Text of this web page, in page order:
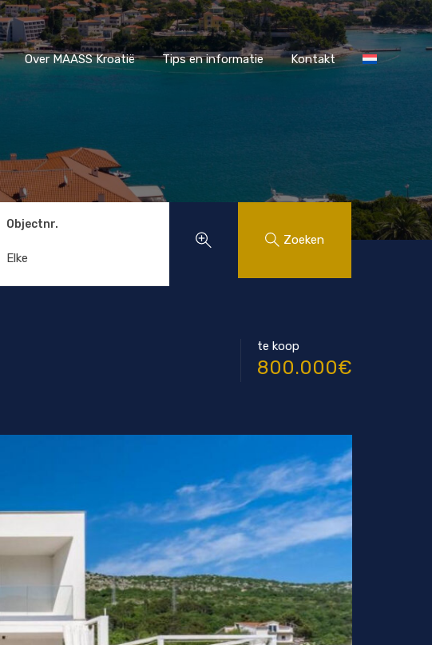
Over MAASS Kroatië Tips en informatie Kontakt
Over MAASS Kroatië Tips en informatie Kontakt
Objectnr.
Zoeken
te koop
800.000€